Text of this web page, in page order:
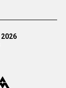
2026